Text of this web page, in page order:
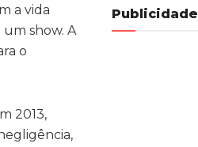
a vida
show. A
o
2013,
Publicidade